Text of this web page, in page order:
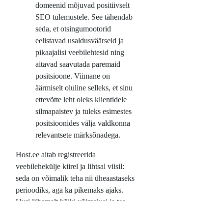
domeenid mõjuvad positiivselt
SEO tulemustele. See tähendab
seda, et otsingumootorid
eelistavad usaldusväärseid ja
pikaajalisi veebilehtesid ning
aitavad saavutada paremaid
positsioone. Viimane on
äärmiselt oluline selleks, et sinu
ettevõtte leht oleks klientidele
silmapaistev ja tuleks esimestes
positsioonides välja valdkonna
relevantsete märksõnadega.
Host.ee aitab registreerida
veebilehekülje kiirel ja lihtsal viisil:
seda on võimalik teha nii üheaastaseks
perioodiks, aga ka pikemaks ajaks.